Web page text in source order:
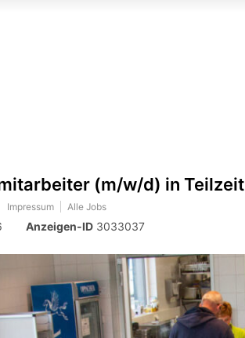
(m/w/d) in Teilzeit
Impressum Alle Jobs
Anzeigen-ID 3033037